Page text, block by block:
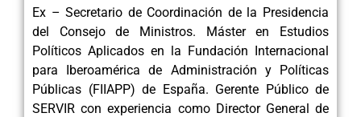
Ex – Secretario de Coordinación de la Presidencia
del Consejo de Ministros. Máster en Estudios
Políticos Aplicados en la Fundación Internacional
para Iberoamérica de Administración y Políticas
Públicas (FIIAPP) de España. Gerente Público de
SERVIR con experiencia como Director General de